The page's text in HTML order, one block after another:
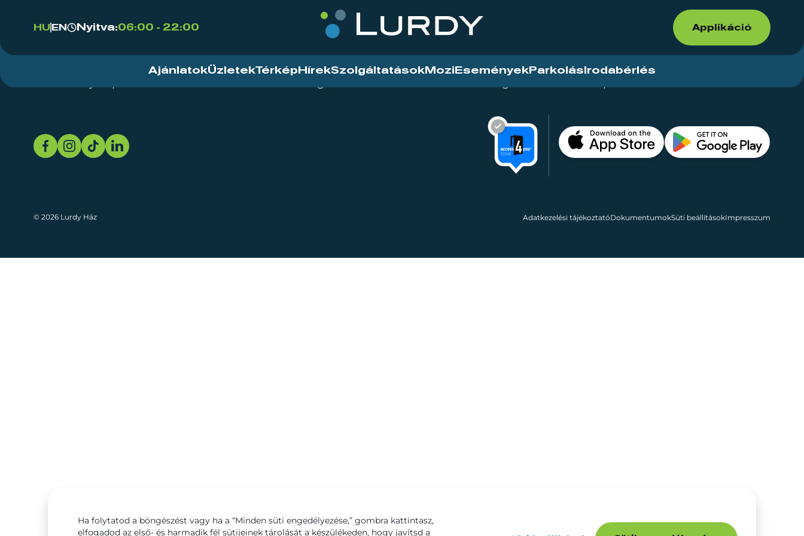
HU EN Nyitva:06:00 - 22:00 Applikáció
AjánlatokÜzletekTérkép HírekSzolgáltatások Mozi Események Parkolás Irodabérlés
© 2026 Lurdy Ház Adatkezelési tájékoztatóDokumentumokSüti beállításokImpresszum
Ha folytatod a böngészést vagy ha a “Minden süti engedélyezése,” gombra kattintasz,
elfogadod az első- és harmadik fél sütijeinek tárolását a készülékeden, hogy javítsd a